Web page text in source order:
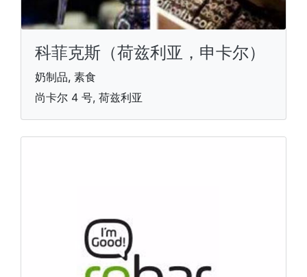
科菲克斯（荷兹利亚，申卡尔）
奶制品, 素食
尚卡尔 4 号, 荷兹利亚